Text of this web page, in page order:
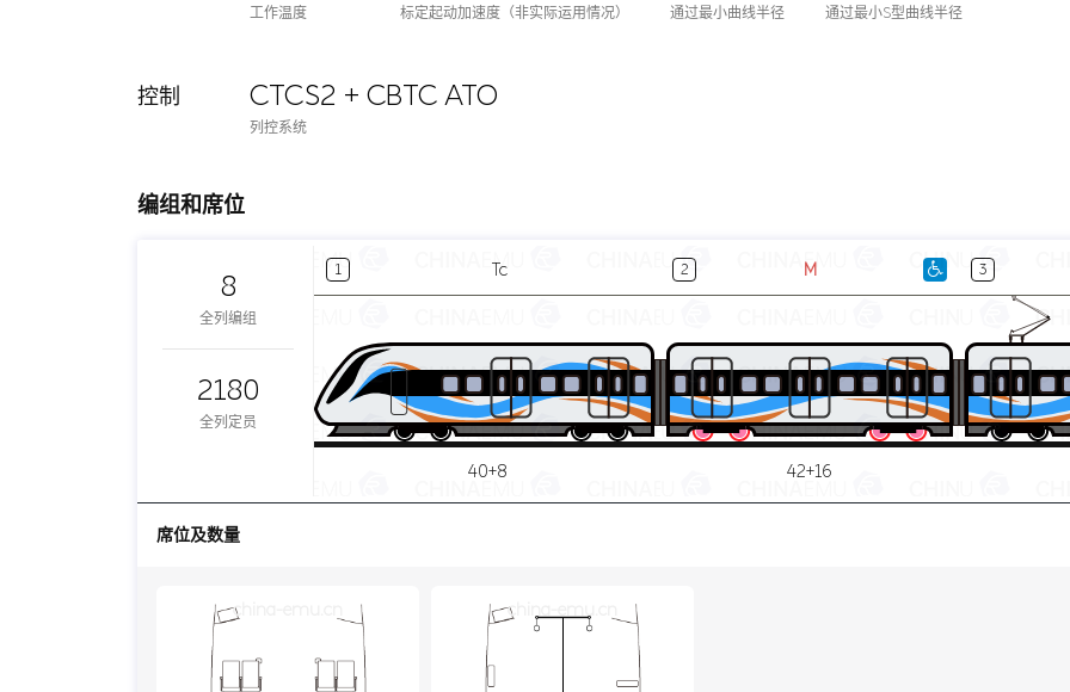
工作温度
标定起动加速度（非实际运用情况）
通过最小曲线半径
通过最小S型曲线半径
控制 CTCS2 + CBTC ATO
列控系统
编组和席位
8
全列编组
2180
全列定员
1 Tc
40+8
2 M
42+16
3
席位及数量
china-emu.cn china-emu.cn